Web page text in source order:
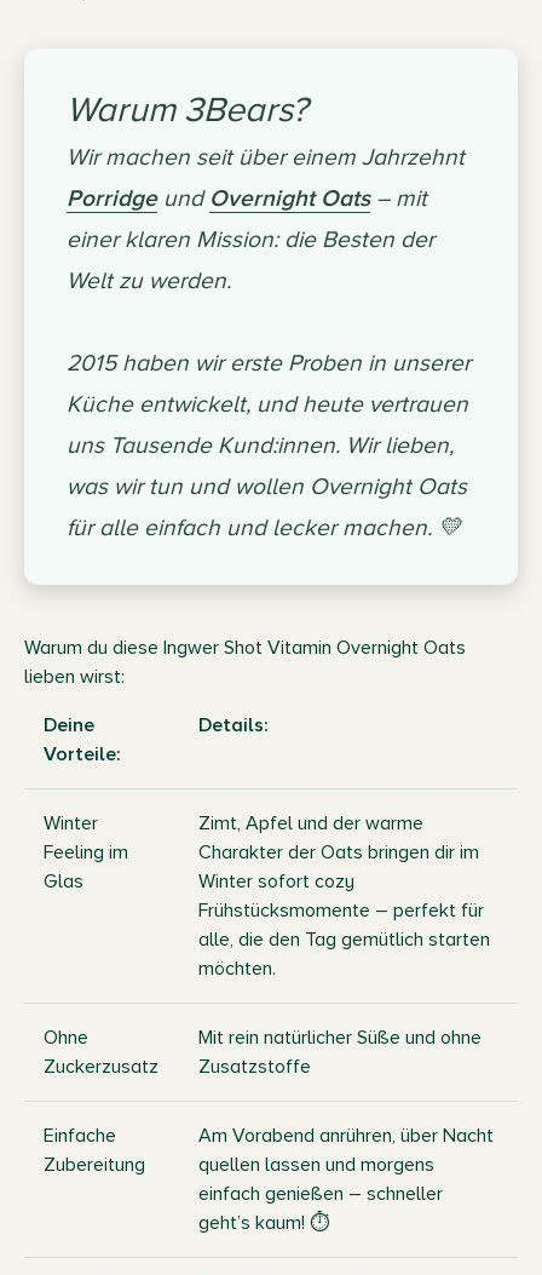
Warum 3Bears?
Wir machen seit über einem Jahrzehnt
Porridgeund Overnight Oats– mit
einer klaren Mission: die Besten der
Welt zu werden.
2015 haben wir erste Proben in unserer
Küche entwickelt, und heute vertrauen
uns Tausende Kund:innen. Wir lieben,
was wir tun und wollen Overnight Oats
für alle einfach und lecker machen. 💛
Warum du diese Ingwer Shot Vitamin Overnight Oats
lieben wirst:
Deine
Vorteile:
Details:
Winter
Feeling im
Glas
Zimt, Apfel und der warme
Charakter der Oats bringen dir im
Winter sofort cozy
Frühstücksmomente – perfekt für
alle, die den Tag gemütlich starten
möchten.
Ohne
Zuckerzusatz
Mit rein natürlicher Süße und ohne
Zusatzstoffe
Einfache
Zubereitung
Am Vorabend anrühren, über Nacht
quellen lassen und morgens
einfach genießen – schneller
geht’s kaum! ⏱️